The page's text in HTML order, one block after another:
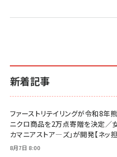
新着記事
ファーストリテイリングが令和8
ニクロ商品を2万点寄贈を決定／
カマニアストア―ズ」が開発【ネッ
8月7日 8:00